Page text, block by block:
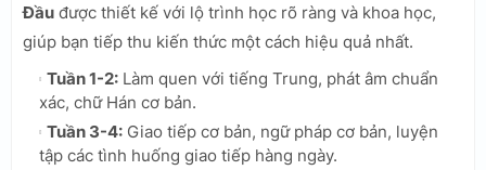
Đầu được thiết kế với lộ trình học rõ ràng và khoa học,
giúp bạn tiếp thu kiến thức một cách hiệu quả nhất.
Tuần 1-2: Làm quen với tiếng Trung, phát âm chuẩn
xác, chữ Hán cơ bản.
Tuần 3-4: Giao tiếp cơ bản, ngữ pháp cơ bản, luyện
tập các tình huống giao tiếp hàng ngày.